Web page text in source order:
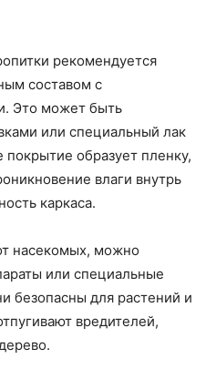
рекомендуется
составом с
Это может быть
или специальный лак
образует пленку,
влаги внутрь
каркаса.
насекомых, можно
или специальные
безопасны для растений и
вредителей,